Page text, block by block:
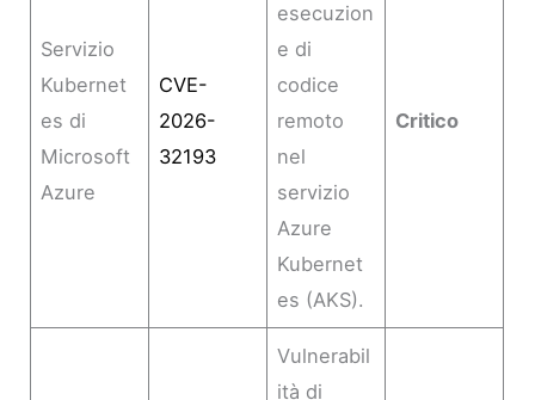
Servizio
Kubernet
es di
Microsoft
Azure
CVE-
2026-
32193
esecuzion
e di
codice
remoto
nel
servizio
Azure
Kubernet
es (AKS).
Critico
Vulnerabil
ità di